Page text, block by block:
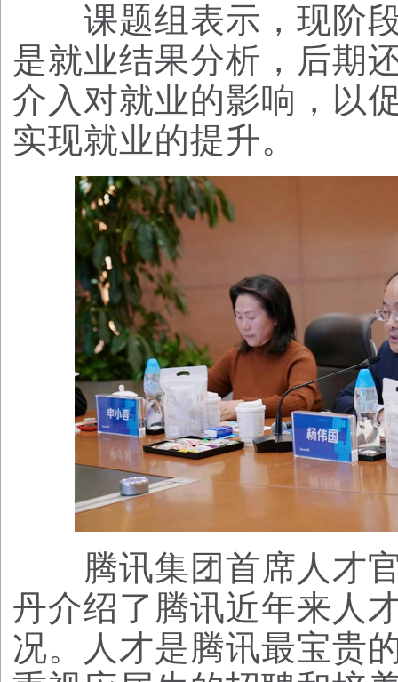
课题组表示，现阶段
是就业结果分析，后期
介入对就业的影响，以
实现就业的提升。
腾讯集团首席人才官
丹介绍了腾讯近年来人
况。人才是腾讯最宝贵